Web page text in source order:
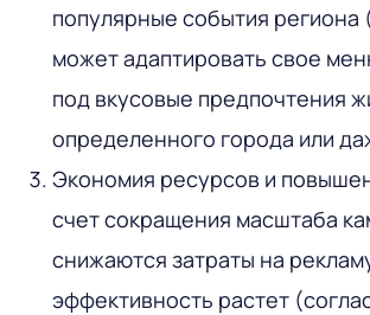
популярные события региона
может адаптировать свое
под вкусовые предпочтения
определенного города или
Экономия ресурсов и
счет сокращения масштаба
снижаются затраты на
эффективность растет